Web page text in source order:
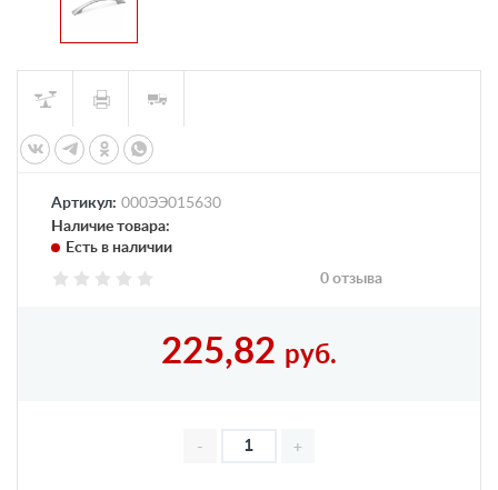
Артикул: 000ЭЭ015630
Наличие товара:
Есть в наличии
0 отзыва
225,82 руб.